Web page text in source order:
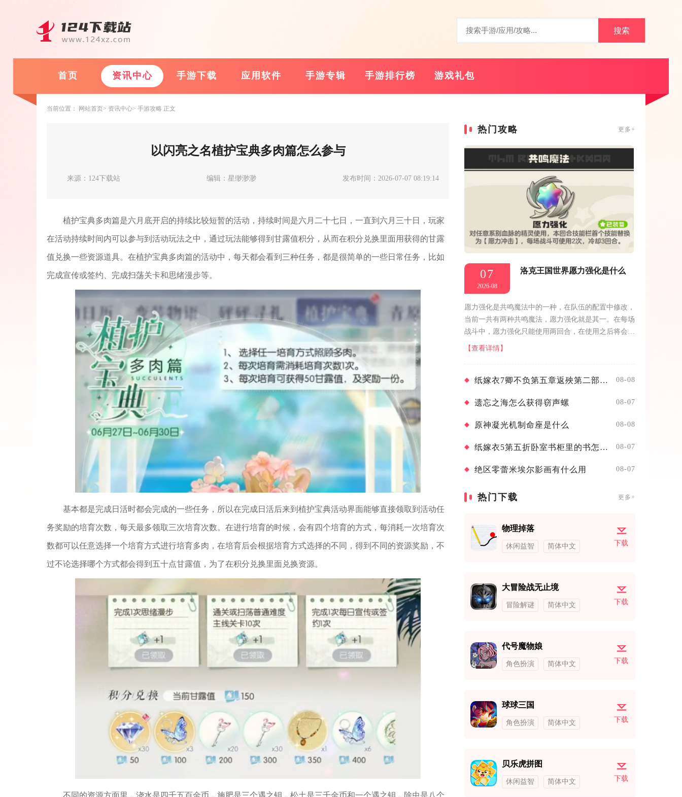
搜索
首页 资讯中心 手游下载 应用软件 手游专辑 手游排行榜 游戏礼包
当前位置： 网站首页 资讯中心 手游攻略 正文
以闪亮之名植护宝典多肉篇怎么参与
来源：124下载站 编辑：星缈渺渺 发布时间：2026-07-07 08:19:14
植护宝典多肉篇是六月底开启的持续比较短暂的活动，持续时间是六月二十七日，一直到六月三十日，玩家
在活动持续时间内可以参与到活动玩法之中，通过玩法能够得到甘露值积分，从而在积分兑换里面用获得的甘露
值兑换一些资源道具。在植护宝典多肉篇的活动中，每天都会看到三种任务，都是很简单的一些日常任务，比如
完成宣传或签约、完成扫荡关卡和思绪漫步等。
基本都是完成日活时都会完成的一些任务，所以在完成日活后来到植护宝典活动界面能够直接领取到活动任
务奖励的培育次数，每天最多领取三次培育次数。在进行培育的时候，会有四个培育的方式，每消耗一次培育次
数都可以任意选择一个培育方式进行培育多肉，在培育后会根据培育方式选择的不同，得到不同的资源奖励，不
过不论选择哪个方式都会得到五十点甘露值，为了在积分兑换里面兑换资源。
热门攻略 更多+
07
2026-08
洛克王国世界愿力强化是什么
愿力强化是共鸣魔法中的一种，在队伍的配置中修改，
当前一共有两种共鸣魔法，愿力强化就是其一。在每场
战斗中，愿力强化只能使用两回合，在使用之后将会进
入三回合的冷却。愿力强化可以对任意系别血脉的精灵
【查看详情】
纸嫁衣7卿不负第五章返殃第二部分怎么过 08-08
遗忘之海怎么获得窃声螺 08-07
原神凝光机制命座是什么 08-08
纸嫁衣5第五折卧室书柜里的书怎么摆 08-07
绝区零蕾米埃尔影画有什么用 08-07
热门下载 更多+
物理掉落
休闲益智 简体中文 下载
大冒险战无止境
冒险解谜 简体中文 下载
代号魔物娘
角色扮演 简体中文 下载
球球三国
角色扮演 简体中文 下载
贝乐虎拼图
休闲益智 简体中文 下载